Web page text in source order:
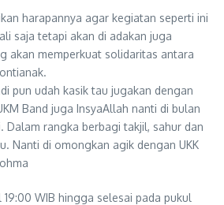
harapannya agar kegiatan seperti ini
saja tetapi akan di adakan juga
akan memperkuat solidaritas antara
pun udah kasik tau jugakan dengan
Band juga InsyaAllah nanti di bulan
Dalam rangka berbagi takjil, sahur dan
Nanti di omongkan agik dengan UKK
WIB hingga selesai pada pukul